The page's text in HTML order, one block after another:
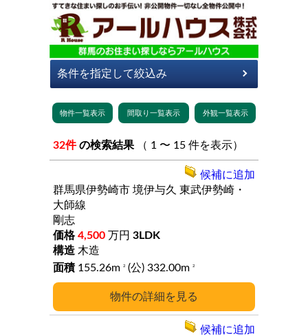
32件 の検索結果 （ 1 〜 15 件を表示）
詳細
群馬県伊勢崎市 境伊与久 東武伊勢崎・
大師線
剛志
4,500 万円 3LDK
木造
155.26m
2 (公) 332.00m 2
候補に追加
候補に追加